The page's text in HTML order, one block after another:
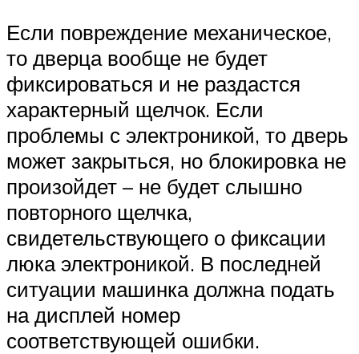
Если повреждение механическое,
то дверца вообще не будет
фиксироваться и не раздастся
характерный щелчок. Если
проблемы с электроникой, то дверь
может закрыться, но блокировка не
произойдет – не будет слышно
повторного щелчка,
свидетельствующего о фиксации
люка электроникой. В последней
ситуации машинка должна подать
на дисплей номер
соответствующей ошибки.